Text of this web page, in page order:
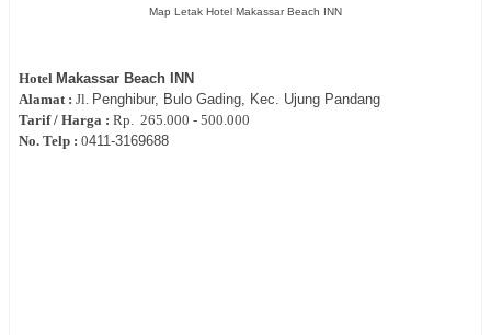
Map Letak Hotel Makassar Beach INN
Hotel Makassar Beach INN
Alamat : Jl. Penghibur, Bulo Gading, Kec. Ujung Pandang
Tarif / Harga : Rp. 265.000 - 500.000
No. Telp : 0411-3169688